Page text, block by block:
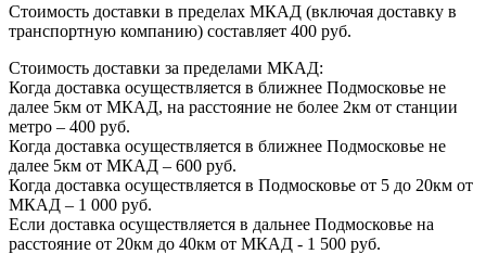
Стоимость доставки в пределах МКАД (включая доставку в
транспортную компанию) составляет 400 руб.
Стоимость доставки за пределами МКАД:
Когда доставка осуществляется в ближнее Подмосковье не
далее 5км от МКАД, на расстояние не более 2км от станции
метро – 400 руб.
Когда доставка осуществляется в ближнее Подмосковье не
далее 5км от МКАД – 600 руб.
Когда доставка осуществляется в Подмосковье от 5 до 20км от
МКАД – 1 000 руб.
Если доставка осуществляется в дальнее Подмосковье на
расстояние от 20км до 40км от МКАД - 1 500 руб.